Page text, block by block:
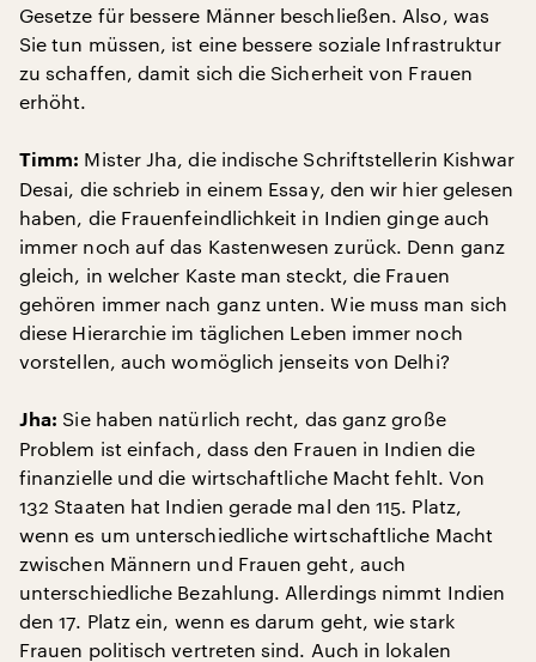
Gesetze für bessere Männer beschließen. Also, was
Sie tun müssen, ist eine bessere soziale Infrastruktur
zu schaffen, damit sich die Sicherheit von Frauen
erhöht.
Timm: Mister Jha, die indische Schriftstellerin Kishwar
Desai, die schrieb in einem Essay, den wir hier gelesen
haben, die Frauenfeindlichkeit in Indien ginge auch
immer noch auf das Kastenwesen zurück. Denn ganz
gleich, in welcher Kaste man steckt, die Frauen
gehören immer nach ganz unten. Wie muss man sich
diese Hierarchie im täglichen Leben immer noch
vorstellen, auch womöglich jenseits von Delhi?
Jha: Sie haben natürlich recht, das ganz große
Problem ist einfach, dass den Frauen in Indien die
finanzielle und die wirtschaftliche Macht fehlt. Von
132 Staaten hat Indien gerade mal den 115. Platz,
wenn es um unterschiedliche wirtschaftliche Macht
zwischen Männern und Frauen geht, auch
unterschiedliche Bezahlung. Allerdings nimmt Indien
den 17. Platz ein, wenn es darum geht, wie stark
Frauen politisch vertreten sind. Auch in lokalen